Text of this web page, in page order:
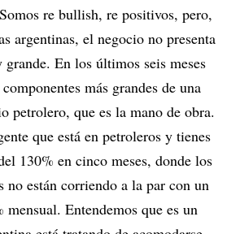
re bullish, re positivos, pero,
argentinas, el negocio no presenta
En los últimos seis meses
más grandes de una
petrolero, que es la mano de obra.
que está en petroleros y tienes
130% en cinco meses, donde los
no están corriendo a la par con un
Entendemos que es un